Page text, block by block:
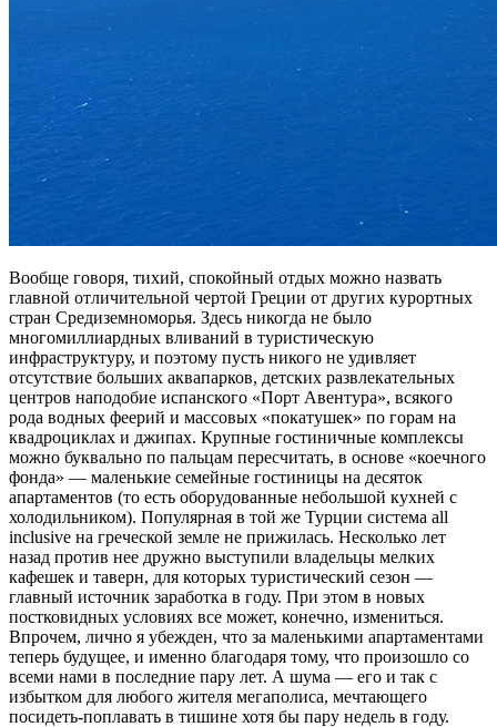
Вообще говоря, тихий, спокойный отдых можно назвать
главной отличительной чертой Греции от других курортных
стран Средиземноморья. Здесь никогда не было
многомиллиардных вливаний в туристическую
инфраструктуру, и поэтому пусть никого не удивляет
отсутствие больших аквапарков, детских развлекательных
центров наподобие испанского «Порт Авентура», всякого
рода водных феерий и массовых «покатушек» по горам на
квадроциклах и джипах. Крупные гостиничные комплексы
можно буквально по пальцам пересчитать, в основе «коечного
фонда» — маленькие семейные гостиницы на десяток
апартаментов (то есть оборудованные небольшой кухней с
холодильником). Популярная в той же Турции система all
inclusive на греческой земле не прижилась. Несколько лет
назад против нее дружно выступили владельцы мелких
кафешек и таверн, для которых туристический сезон —
главный источник заработка в году. При этом в новых
постковидных условиях все может, конечно, измениться.
Впрочем, лично я убежден, что за маленькими апартаментами
теперь будущее, и именно благодаря тому, что произошло со
всеми нами в последние пару лет. А шума — его и так с
избытком для любого жителя мегаполиса, мечтающего
посидеть-поплавать в тишине хотя бы пару недель в году.